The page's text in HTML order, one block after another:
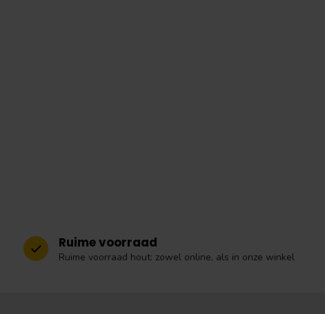
Ruime voorraad
Ruime voorraad hout: zowel online, als in onze winkel